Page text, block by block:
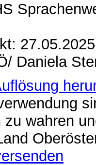
27.05.2025
Daniela
zu wahren